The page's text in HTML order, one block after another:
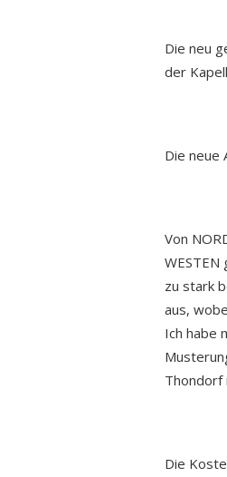
Die neu
der
Die neue
Von
zu stark
aus,
Ich habe
Thondorf
Die